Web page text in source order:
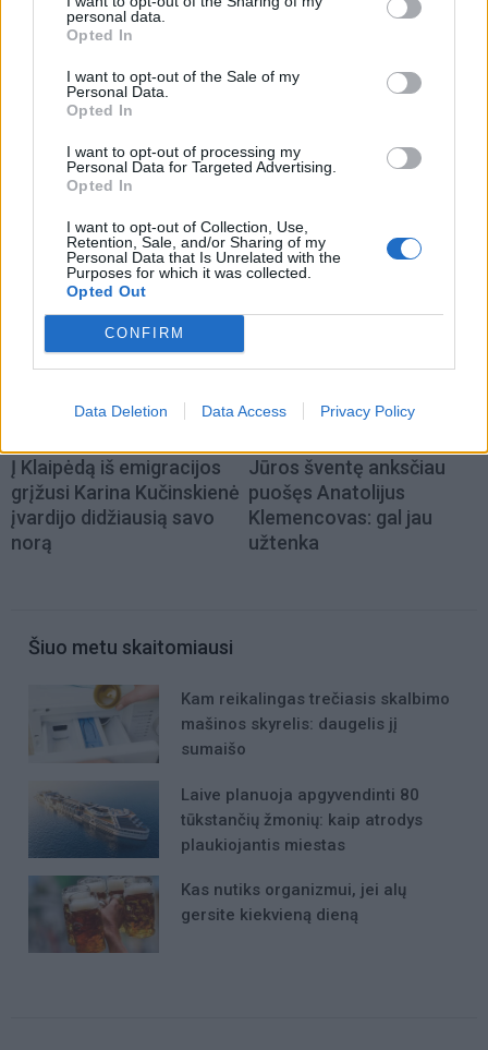
personal data.
Opted In
I want to opt-out of the Sale of my
Personal Data.
Opted In
I want to opt-out of processing my
Personal Data for Targeted Advertising.
Opted In
I want to opt-out of Collection, Use,
Retention, Sale, and/or Sharing of my
Personal Data that Is Unrelated with the
Purposes for which it was collected.
Opted Out
CONFIRM
Data Deletion Data Access Privacy Policy
Į Klaipėdą iš emigracijos
grįžusi Karina Kučinskienė
įvardijo didžiausią savo
norą
Jūros šventę anksčiau
puošęs Anatolijus
Klemencovas: gal jau
užtenka
Šiuo metu skaitomiausi
Kam reikalingas trečiasis skalbimo
mašinos skyrelis: daugelis jį
sumaišo
Laive planuoja apgyvendinti 80
tūkstančių žmonių: kaip atrodys
plaukiojantis miestas
Kas nutiks organizmui, jei alų
gersite kiekvieną dieną